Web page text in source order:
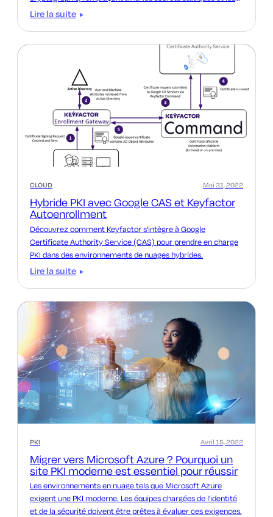
clés API par une preuve de l'identité de la charge de travail.
Lire la suite
CLOUD
Hybride PKI avec Google CAS et Keyfactor
Autoenrollment
Mai 31, 2022
Découvrez comment Keyfactor s'intègre à Google
Certificate Authority Service (CAS) pour prendre en charge
PKI dans des environnements de nuages hybrides.
Lire la suite
PKI
Migrer vers Microsoft Azure ? Pourquoi un
site PKI moderne est essentiel pour réussir
Avril 15, 2022
Les environnements en nuage tels que Microsoft Azure
exigent une PKI moderne. Les équipes chargées de l'identité
et de la sécurité doivent être prêtes à évaluer ces exigences.